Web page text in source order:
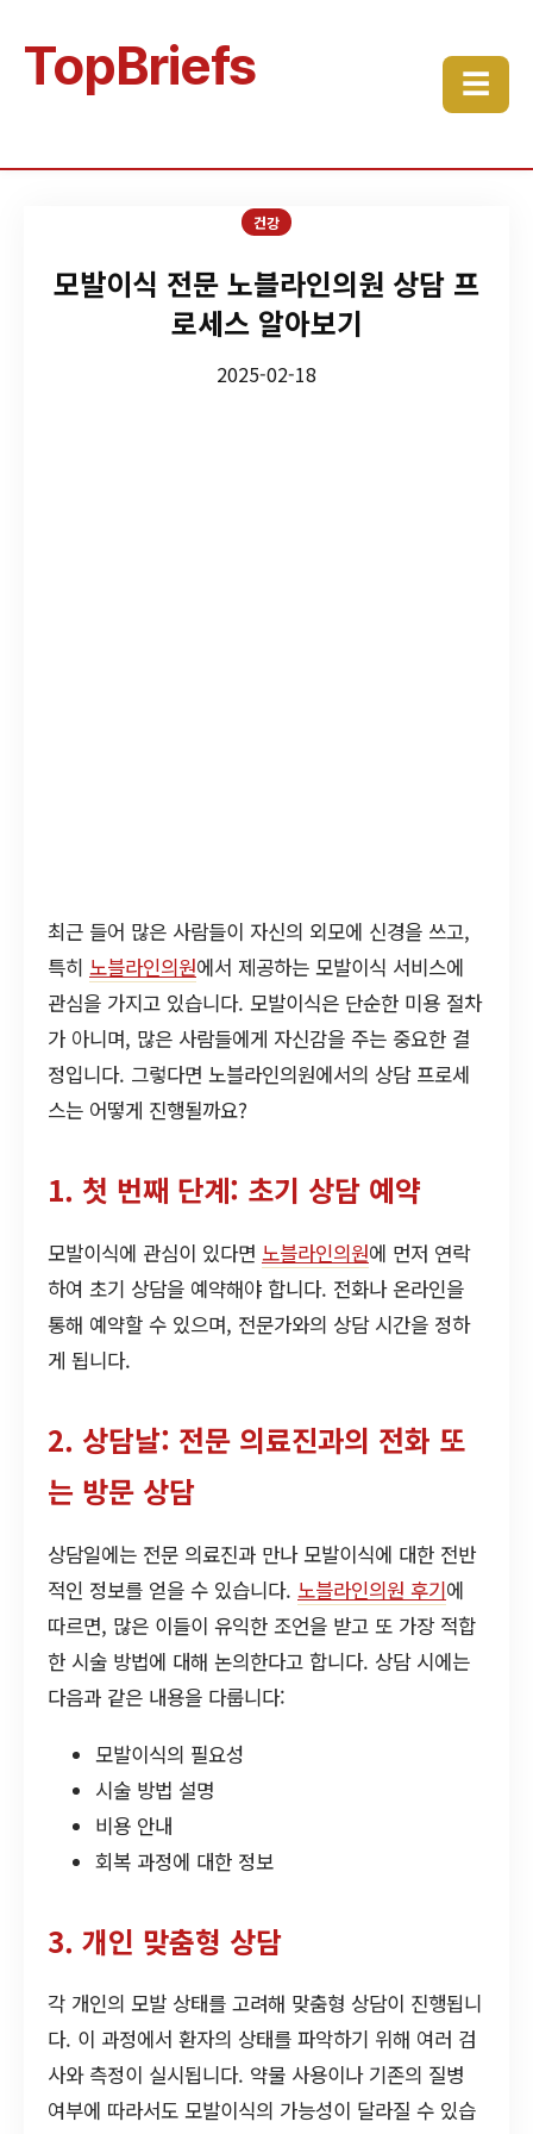
TopBriefs ☰
건강
모발이식 전문 노블라인의원 상담 프
로세스 알아보기
2025-02-18
최근 들어 많은 사람들이 자신의 외모에 신경을 쓰고,
특히 노블라인의원에서 제공하는 모발이식 서비스에
관심을 가지고 있습니다. 모발이식은 단순한 미용 절차
가 아니며, 많은 사람들에게 자신감을 주는 중요한 결
정입니다. 그렇다면 노블라인의원에서의 상담 프로세
스는 어떻게 진행될까요?
1. 첫 번째 단계: 초기 상담 예약
모발이식에 관심이 있다면 노블라인의원에 먼저 연락
하여 초기 상담을 예약해야 합니다. 전화나 온라인을
통해 예약할 수 있으며, 전문가와의 상담 시간을 정하
게 됩니다.
2. 상담날: 전문 의료진과의 전화 또
는 방문 상담
상담일에는 전문 의료진과 만나 모발이식에 대한 전반
적인 정보를 얻을 수 있습니다. 노블라인의원 후기에
따르면, 많은 이들이 유익한 조언을 받고 또 가장 적합
한 시술 방법에 대해 논의한다고 합니다. 상담 시에는
다음과 같은 내용을 다룹니다:
모발이식의 필요성
시술 방법 설명
비용 안내
회복 과정에 대한 정보
3. 개인 맞춤형 상담
각 개인의 모발 상태를 고려해 맞춤형 상담이 진행됩니
다. 이 과정에서 환자의 상태를 파악하기 위해 여러 검
사와 측정이 실시됩니다. 약물 사용이나 기존의 질병
여부에 따라서도 모발이식의 가능성이 달라질 수 있습